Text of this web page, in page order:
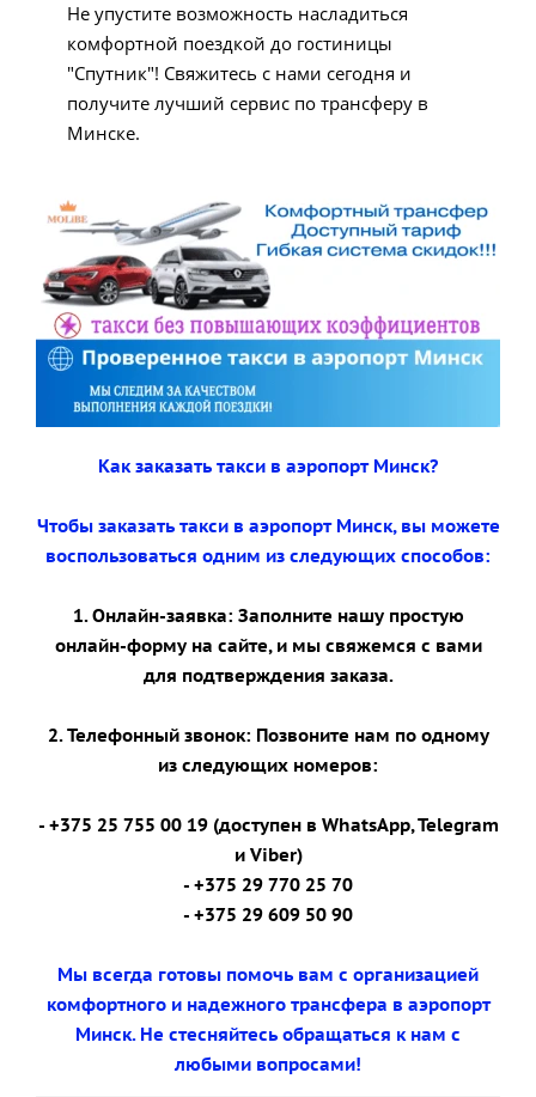
Не упустите возможность насладиться
комфортной поездкой до гостиницы
"Спутник"! Свяжитесь с нами сегодня и
получите лучший сервис по трансферу в
Минске.
Как заказать такси в аэропорт Минск?
Чтобы заказать такси в аэропорт Минск, вы можете
воспользоваться одним из следующих способов:
1. Онлайн-заявка: Заполните нашу простую
онлайн-форму на сайте, и мы свяжемся с вами
для подтверждения заказа.
2. Телефонный звонок: Позвоните нам по одному
из следующих номеров:
- +375 25 755 00 19 (доступен в WhatsApp, Telegram
и Viber)
- +375 29 770 25 70
- +375 29 609 50 90
Мы всегда готовы помочь вам с организацией
комфортного и надежного трансфера в аэропорт
Минск. Не стесняйтесь обращаться к нам с
любыми вопросами!